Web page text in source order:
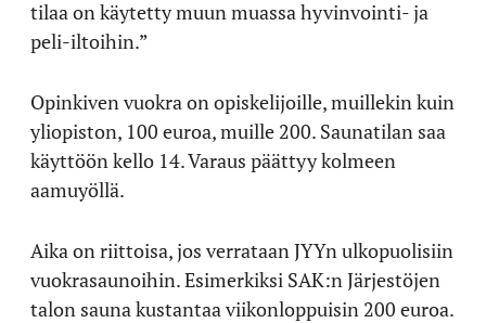
tilaa on käytetty muun muassa hyvinvointi- ja
peli-iltoihin.”
Opinkiven vuokra on opiskelijoille, muillekin kuin
yliopiston, 100 euroa, muille 200. Saunatilan saa
käyttöön kello 14. Varaus päättyy kolmeen
aamuyöllä.
Aika on riittoisa, jos verrataan JYYn ulkopuolisiin
vuokrasaunoihin. Esimerkiksi SAK:n Järjestöjen
talon sauna kustantaa viikonloppuisin 200 euroa.